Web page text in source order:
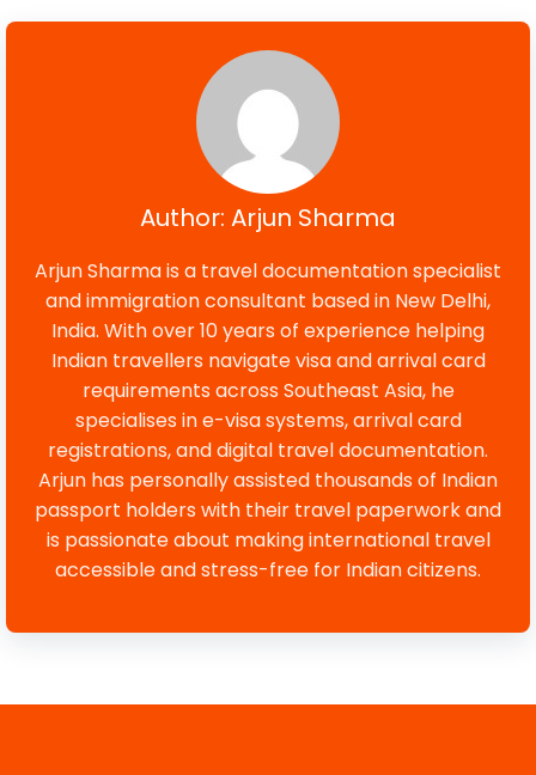
Author: Arjun Sharma
Arjun Sharma is a travel documentation specialist
and immigration consultant based in New Delhi,
India. With over 10 years of experience helping
Indian travellers navigate visa and arrival card
requirements across Southeast Asia, he
specialises in e-visa systems, arrival card
registrations, and digital travel documentation.
Arjun has personally assisted thousands of Indian
passport holders with their travel paperwork and
is passionate about making international travel
accessible and stress-free for Indian citizens.